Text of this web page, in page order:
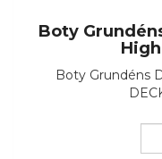
Boty
Boty Grundéns